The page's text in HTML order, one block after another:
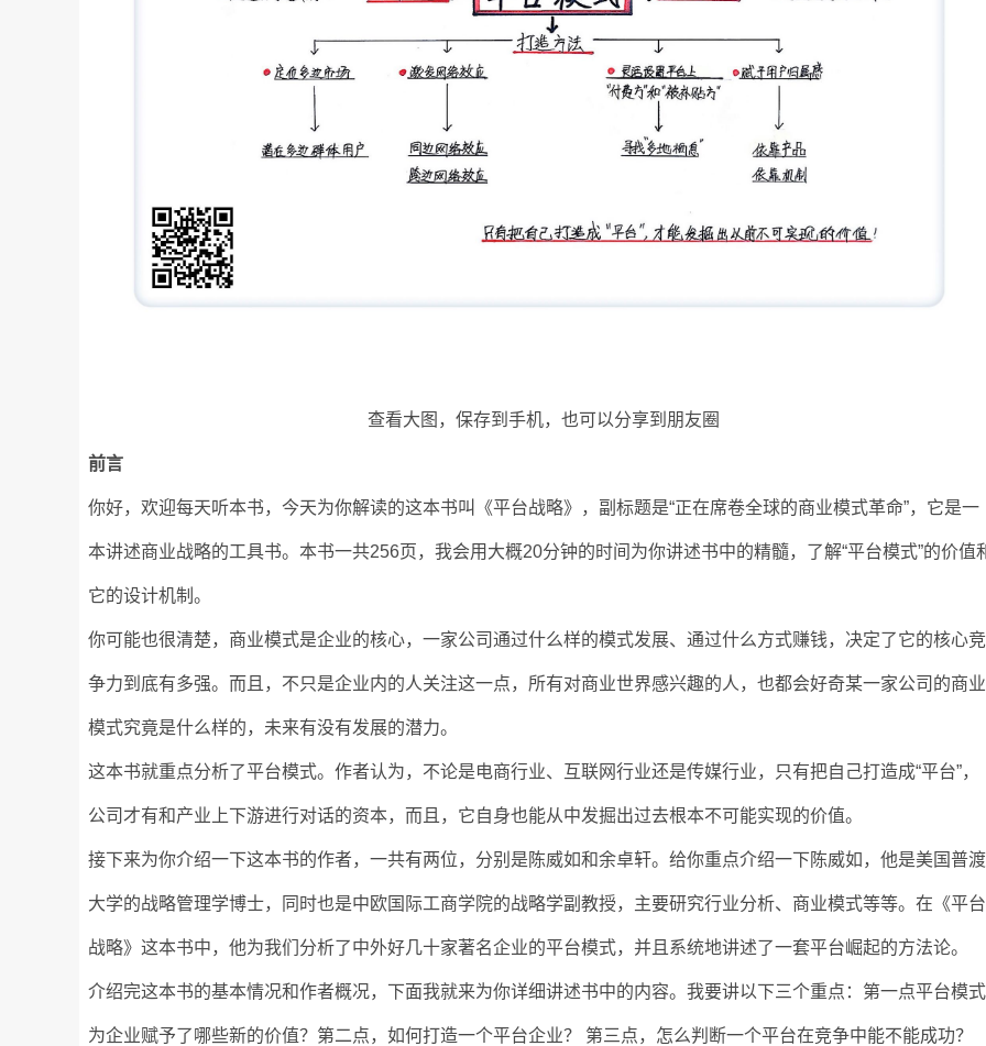
查看大图，保存到手机，也可以分享到朋友圈
前言
你好，欢迎每天听本书，今天为你解读的这本书叫《平台战略》，副标题是“正在席卷全球的商业模式革命”，它是一
本讲述商业战略的工具书。本书一共256页，我会用大概20分钟的时间为你讲述书中的精髓，了解“平台模式”的价值
它的设计机制。
你可能也很清楚，商业模式是企业的核心，一家公司通过什么样的模式发展、通过什么方式赚钱，决定了它的核心竞
争力到底有多强。而且，不只是企业内的人关注这一点，所有对商业世界感兴趣的人，也都会好奇某一家公司的商业
模式究竟是什么样的，未来有没有发展的潜力。
这本书就重点分析了平台模式。作者认为，不论是电商行业、互联网行业还是传媒行业，只有把自己打造成“平台”，
公司才有和产业上下游进行对话的资本，而且，它自身也能从中发掘出过去根本不可能实现的价值。
接下来为你介绍一下这本书的作者，一共有两位，分别是陈威如和余卓轩。给你重点介绍一下陈威如，他是美国普渡
大学的战略管理学博士，同时也是中欧国际工商学院的战略学副教授，主要研究行业分析、商业模式等等。在《平台
战略》这本书中，他为我们分析了中外好几十家著名企业的平台模式，并且系统地讲述了一套平台崛起的方法论。
介绍完这本书的基本情况和作者概况，下面我就来为你详细讲述书中的内容。我要讲以下三个重点：第一点平台模式
为企业赋予了哪些新的价值？第二点，如何打造一个平台企业？ 第三点，怎么判断一个平台在竞争中能不能成功？